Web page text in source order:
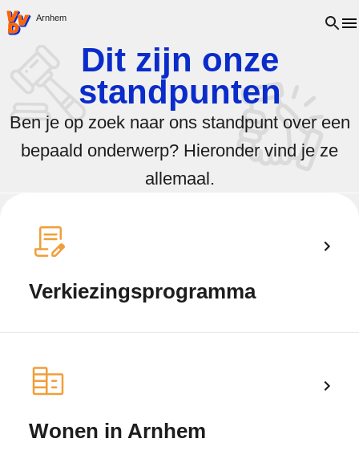
VVD.nl - Ga naar de homepage
Arnhem Open
Dit zijn onze
standpunten
Ben je op zoek naar ons standpunt over een
bepaald onderwerp? Hieronder vind je ze
allemaal.
Verkiezingsprogramma
Wonen in Arnhem